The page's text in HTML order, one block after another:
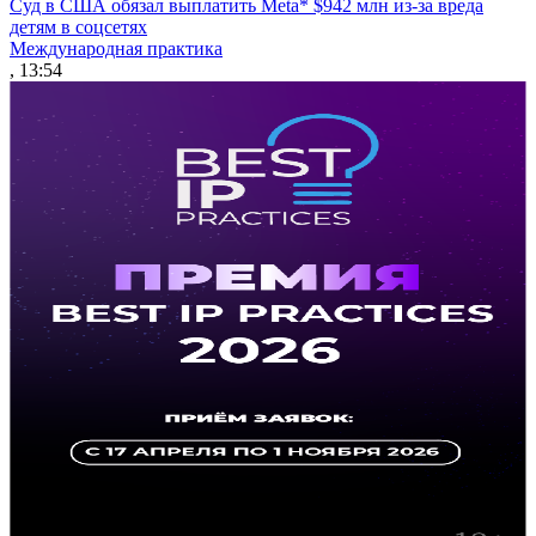
Суд в США обязал выплатить Meta* $942 млн из-за вреда
детям в соцсетях
Международная практика
, 13:54